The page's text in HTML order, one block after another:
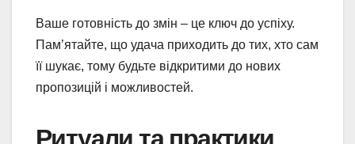
Ваше готовність до змін – це ключ до успіху.
Пам’ятайте, що удача приходить до тих, хто сам
її шукає, тому будьте відкритими до нових
пропозицій і можливостей.
Ритуали та практики